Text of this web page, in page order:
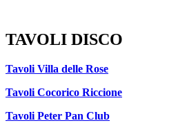
TAVOLI DISCO
Tavoli Villa delle Rose
Tavoli Cocorico Riccione
Tavoli Peter Pan Club